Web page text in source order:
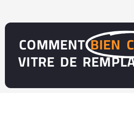
COMMENT BIEN
VITRE DE